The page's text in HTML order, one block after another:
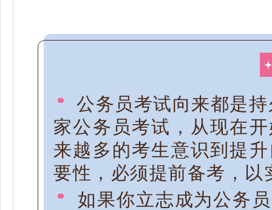
公务员考试向来都是持
家公务员考试，从现在
来越多的考生意识到提
要性，必须提前备考，以
如果你立志成为公务员